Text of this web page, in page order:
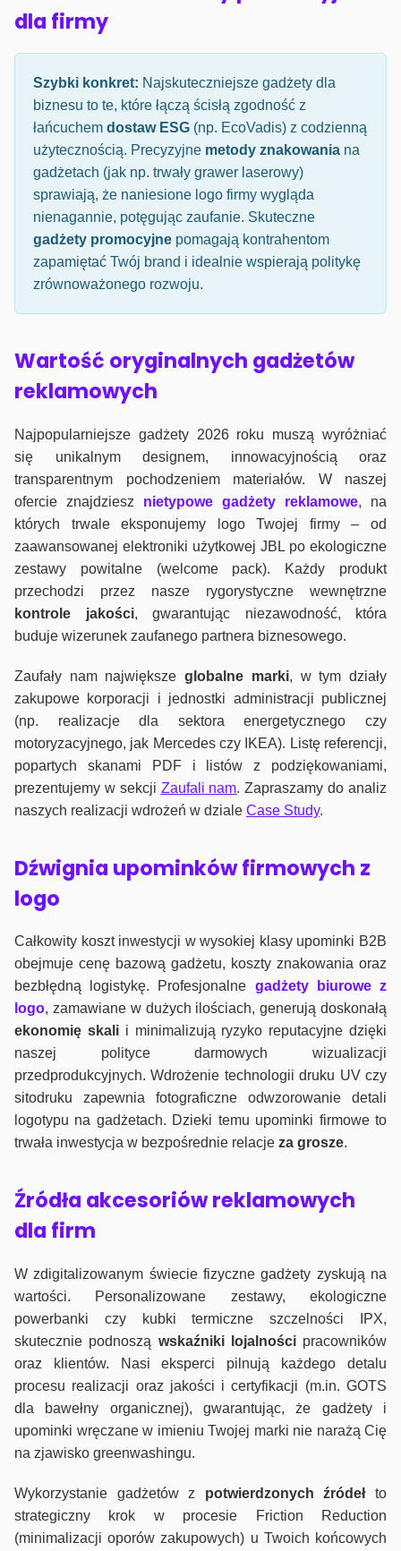
dla firmy
Szybki konkret: Najskuteczniejsze gadżety dla
biznesu to te, które łączą ścisłą zgodność z
łańcuchem dostaw ESG (np. EcoVadis) z codzienną
użytecznością. Precyzyjne metody znakowania na
gadżetach (jak np. trwały grawer laserowy)
sprawiają, że naniesione logo firmy wygląda
nienagannie, potęgując zaufanie. Skuteczne
gadżety promocyjne pomagają kontrahentom
zapamiętać Twój brand i idealnie wspierają politykę
zrównoważonego rozwoju.
Wartość oryginalnych gadżetów
reklamowych
Najpopularniejsze gadżety 2026 roku muszą wyróżniać
się unikalnym designem, innowacyjnością oraz
transparentnym pochodzeniem materiałów. W naszej
ofercie znajdziesz nietypowe gadżety reklamowe, na
których trwale eksponujemy logo Twojej firmy – od
zaawansowanej elektroniki użytkowej JBL po ekologiczne
zestawy powitalne (welcome pack). Każdy produkt
przechodzi przez nasze rygorystyczne wewnętrzne
kontrole jakości, gwarantując niezawodność, która
buduje wizerunek zaufanego partnera biznesowego.
Zaufały nam największeglobalne marki, w tym działy
zakupowe korporacji i jednostki administracji publicznej
(np. realizacje dla sektora energetycznego czy
motoryzacyjnego, jak Mercedes czy IKEA). Listę referencji,
popartych skanami PDF i listów z podziękowaniami,
prezentujemy w sekcji Zaufali nam. Zapraszamy do analiz
naszych realizacji wdrożeń w dziale Case Study.
Dźwignia upominków firmowych z
logo
Całkowity koszt inwestycji w wysokiej klasy upominki B2B
obejmuje cenę bazową gadżetu, koszty znakowania oraz
bezbłędną logistykę. Profesjonalne gadżety biurowe z
logo, zamawiane w dużych ilościach, generują doskonałą
ekonomię skalii minimalizują ryzyko reputacyjne dzięki
naszej polityce darmowych wizualizacji
przedprodukcyjnych. Wdrożenie technologii druku UV czy
sitodruku zapewnia fotograficzne odwzorowanie detali
logotypu na gadżetach. Dzieki temu upominki firmowe to
trwała inwestycja w bezpośrednie relacje za grosze.
Źródła akcesoriów reklamowych
dla firm
W zdigitalizowanym świecie fizyczne gadżety zyskują na
wartości. Personalizowane zestawy, ekologiczne
powerbanki czy kubki termiczne szczelności IPX,
skutecznie podnoszą wskaźniki lojalnościpracowników
oraz klientów. Nasi eksperci pilnują każdego detalu
procesu realizacji oraz jakości i certyfikacji (m.in. GOTS
dla bawełny organicznej), gwarantując, że gadżety i
upominki wręczane w imieniu Twojej marki nie narażą Cię
na zjawisko greenwashingu.
Wykorzystanie gadżetów z potwierdzonych źródełto
strategiczny krok w procesie Friction Reduction
(minimalizacji oporów zakupowych) u Twoich końcowych